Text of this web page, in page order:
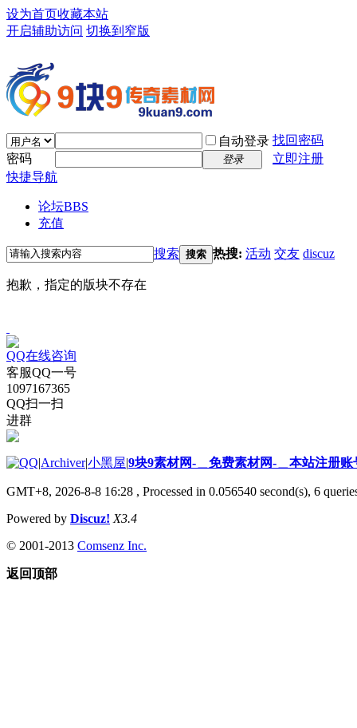
设为首页收藏本站
开启辅助访问 切换到窄版
自动登录 找回密码
密码
登录
立即注册
快捷导航
论坛BBS
充值
搜索 搜索 热搜: 活动 交友 discuz
抱歉，指定的版块不存在
QQ在线咨询
客服QQ一号
1097167365
QQ扫一扫
进群
|Archiver|小黑屋|9块9素材网-＿免费素材网-＿本站注册账
GMT+8, 2026-8-8 16:28 , Processed in 0.056540 second(s), 6
Powered by Discuz! X3.4
© 2001-2013 Comsenz Inc.
返回顶部